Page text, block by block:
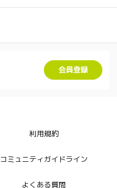
会員登録
利用規約
コミュニティガイドライン
よくある質問